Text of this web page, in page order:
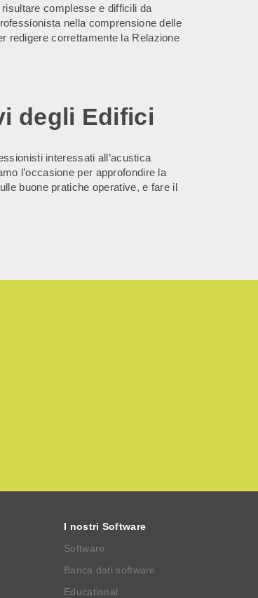
complesse e difficili da
nella comprensione delle
redigere correttamente la Relazione
degli Edifici
interessati all’acustica
l’occasione per approfondire la
buone pratiche operative, e fare il
I nostri Software
Software
Banca dati software
Educational